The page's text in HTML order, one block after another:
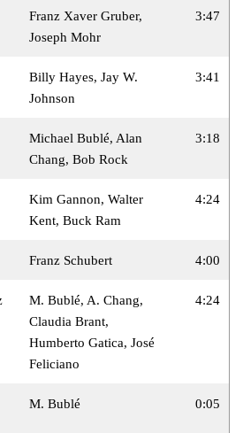
Franz Xaver Gruber,
Joseph Mohr
3:47
Billy Hayes, Jay W.
Johnson
3:41
Michael Bublé, Alan
Chang, Bob Rock
3:18
Kim Gannon, Walter
Kent, Buck Ram
4:24
Franz Schubert 4:00
M. Bublé, A. Chang,
Claudia Brant,
Humberto Gatica, José
Feliciano
4:24
M. Bublé 0:05